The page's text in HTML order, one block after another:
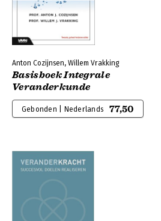
Anton Cozijnsen, Willem Vrakking
Basisboek Integrale
Veranderkunde
Gebonden | Nederlands 77,50